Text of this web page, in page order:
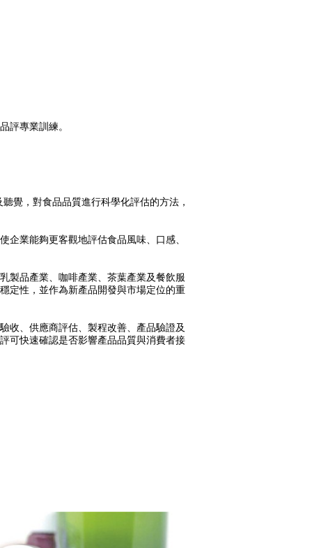
評專業訓練。
覺，對食品品質進行科學化評估的方法，
企業能夠更客觀地評估食品風味、口感、
製品產業、咖啡產業、茶葉產業及餐飲服
定性，並作為新產品開發與市場定位的重
收、供應商評估、製程改善、產品驗證及
可快速確認是否影響產品品質與消費者接